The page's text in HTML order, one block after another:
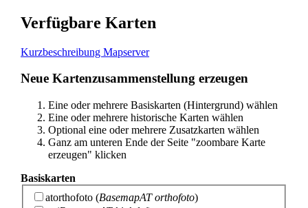
Verfügbare Karten
Kurzbeschreibung Mapserver
Neue Kartenzusammenstellung erzeugen
Eine oder mehrere Basiskarten (Hintergrund) wählen
Eine oder mehrere historische Karten wählen
Optional eine oder mehrere Zusatzkarten wählen
Ganz am unteren Ende der Seite "zoombare Karte
erzeugen" klicken
Basiskarten
atorthofoto (BasemapAT orthofoto)